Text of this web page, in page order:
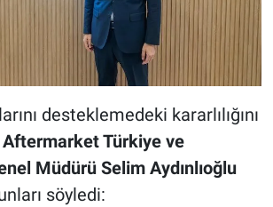
desteklemedeki kararlılığını
Aftermarket Türkiye ve
Müdürü Selim Aydınlıoğlu
söyledi: